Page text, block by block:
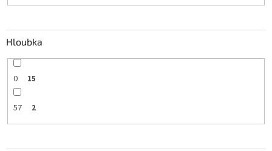
Hloubka
0 15
57 2